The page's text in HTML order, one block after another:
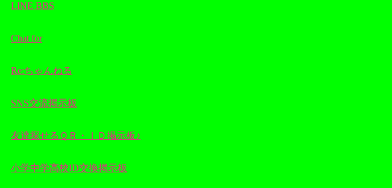
LINE BBS
Chat for
Re:ちゃんねる
SNS交流掲示板
友達探せるＱＲ・ＩＤ掲示板♪
小学中学高校ID交換掲示板